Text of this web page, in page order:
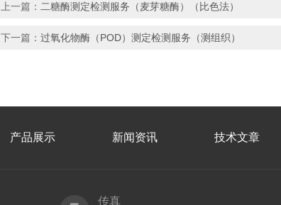
上一篇： 二糖酶测定检测服务（麦芽糖酶）（比色法）
下一篇： 过氧化物酶（POD）测定检测服务（测组织）
产品展示 新闻资讯 技术文章
传真